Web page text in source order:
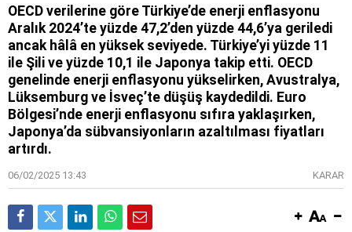
OECD verilerine göre Türkiye’de enerji enflasyonu
Aralık 2024’te yüzde 47,2’den yüzde 44,6’ya geriledi
ancak hâlâ en yüksek seviyede. Türkiye’yi yüzde 11
ile Şili ve yüzde 10,1 ile Japonya takip etti. OECD
genelinde enerji enflasyonu yükselirken, Avustralya,
Lüksemburg ve İsveç’te düşüş kaydedildi. Euro
Bölgesi’nde enerji enflasyonu sıfıra yaklaşırken,
Japonya’da sübvansiyonların azaltılması fiyatları
artırdı.
06/02/2025 13:43 KARAR